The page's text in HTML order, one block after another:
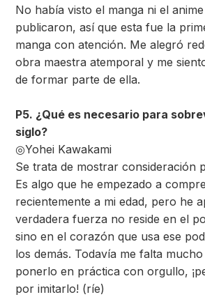
No había visto el manga ni el
publicaron, así que esta fue la
manga con atención. Me alegró
obra maestra atemporal y me
de formar parte de ella.
P5. ¿Qué es necesario para
siglo?
◎Yohei Kawakami
Se trata de mostrar consideración
Es algo que he empezado a
recientemente a mi edad, pero he
verdadera fuerza no reside en el
sino en el corazón que usa ese
los demás. Todavía me falta
ponerlo en práctica con orgullo,
por imitarlo! (ríe)